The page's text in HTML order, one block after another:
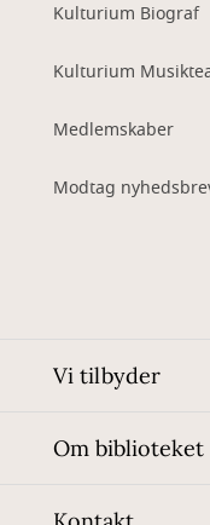
Kulturium Biograf
Kulturium
Medlemskaber
Modtag
Vi tilbyder
Om biblioteket